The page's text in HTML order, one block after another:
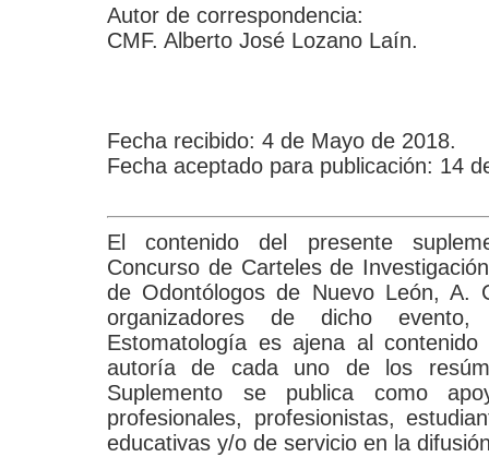
Autor de correspondencia:
CMF. Alberto José Lozano Laín.
Fecha recibido: 4 de Mayo de 2018.
Fecha aceptado para publicación: 14
El contenido del presente
Concurso de Carteles de
de Odontólogos de Nuevo León, A.
organizadores de dicho
Estomatología es ajena al
autoría de cada uno de los
Suplemento se publica como
profesionales, profesionistas,
educativas y/o de servicio en la